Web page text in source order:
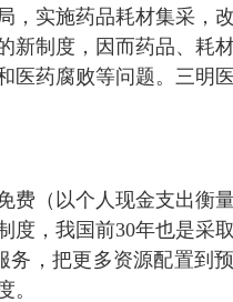
实施药品耗材集采，
新制度，因而药品、耗
医药腐败等问题。三明
（以个人现金支出衡
度，我国前30年也是采
务，把更多资源配置到
。